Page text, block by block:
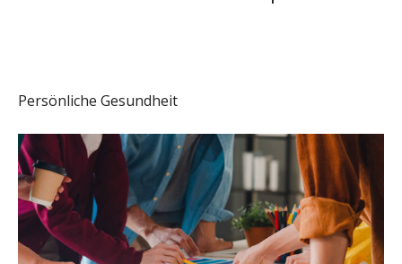
Persönliche Gesundheit